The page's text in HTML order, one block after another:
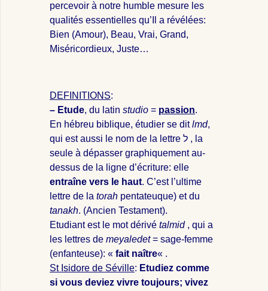
percevoir à notre humble mesure les
qualités essentielles qu’Il a révélées:
Bien (Amour), Beau, Vrai, Grand,
Miséricordieux, Juste…
DEFINITIONS:
– Etude, du latin studio = passion.
En hébreu biblique, étudier se ditlmd,
qui est aussi le nom de la lettre ל , la
seule à dépasser graphiquement au-
dessus de la ligne d’écriture: elle
entraîne vers le haut. C’est l’ultime
lettre de la torah pentateuque) et du
tanakh. (Ancien Testament).
Etudiant est le mot dérivé talmid, qui a
les lettres de meyaledet= sage-femme
(enfanteuse): « fait naître« .
St Isidore de Séville: Etudiez comme
si vous deviez vivre toujours; vivez